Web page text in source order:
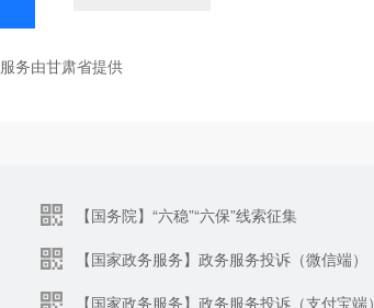
务由甘肃省提供
【国务院】“六稳”“六保”线索征集
【国家政务服务】政务服务投诉（微信端）
【国家政务服务】政务服务投诉（支付宝端）